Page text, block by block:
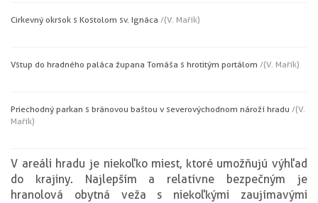
Cirkevný okrsok s Kostolom sv. Ignáca /(V. Mařík)
Vstup do hradného paláca župana Tomáša s hrotitým portálom /(V. Mařík)
Priechodný parkan s bránovou baštou v severovýchodnom nároží hradu /(V.
Mařík)
V areáli hradu je niekoľko miest, ktoré umožňujú výhľad
do krajiny. Najlepším a relatívne bezpečným je
hranolová obytná veža s niekoľkými zaujímavými